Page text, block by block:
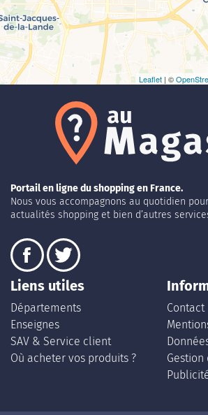
Leaflet | ©
Portail en ligne du shopping en France.
Nous vous accompagnons au quotidien
actualités shopping et bien d’autres
Liens utiles
Départements
Enseignes
SAV & Service client
Où acheter vos produits ?
Contact
Gestion